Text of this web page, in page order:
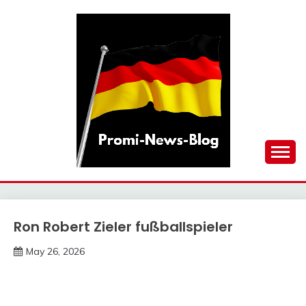
PROMI-NEWS-BLOG
Trends
Ron Robert Zieler fußballspieler
May 26, 2026